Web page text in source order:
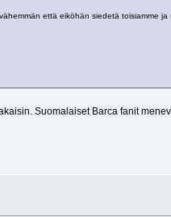
että eiköhän siedetä toisiamme
Suomalaiset Barca fanit